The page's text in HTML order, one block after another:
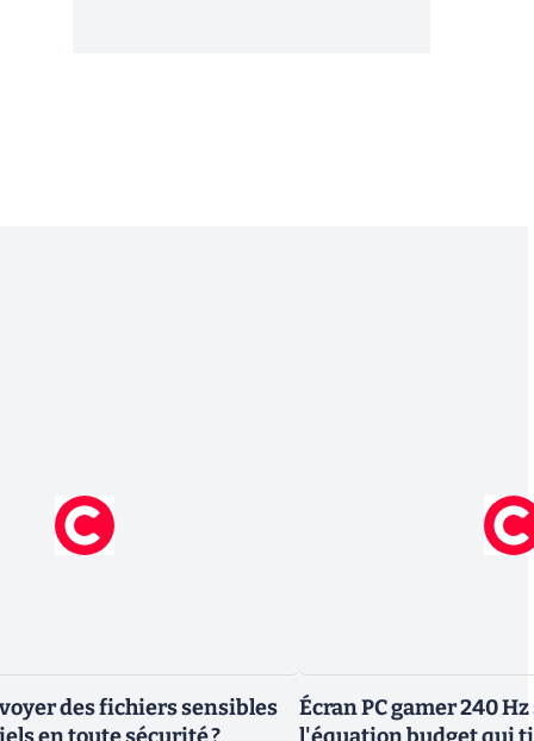
des fichiers sensibles
Écran PC gamer 240